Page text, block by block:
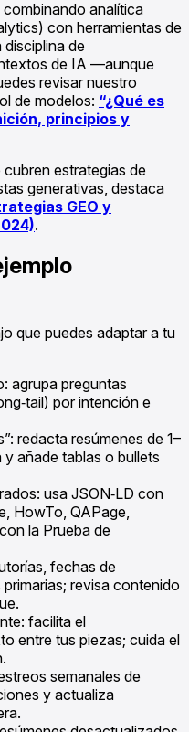
analítica
con herramientas de
disciplina de
de IA —aunque
revisar nuestro
de modelos: “¿Qué es
principios y
estrategias de
generativas, destaca
GEO y
.
que puedes adaptar a tu
agrupa preguntas
por intención e
redacta resúmenes de 1–
añade tablas o bullets
usa JSON‑LD con
HowTo, QAPage,
la Prueba de
fechas de
revisa contenido
facilita el
entre tus piezas; cuida el
semanales de
y actualiza